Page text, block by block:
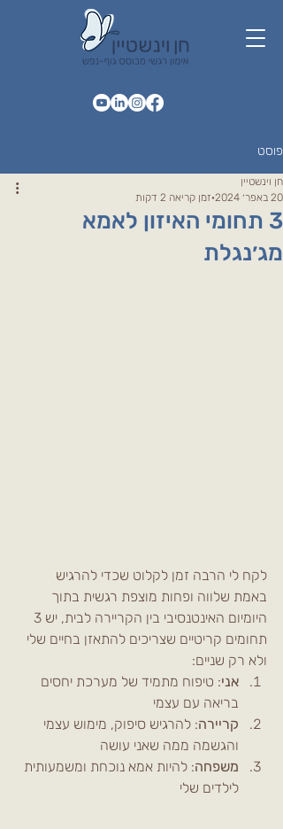
פוסט
3 תחומי האיזון לאמא
מג׳נגלת
חן וינשטיין
20 באפר׳ 2024
זמן קריאה 2 דקות
לקח לי הרבה זמן לקלוט שכדי להרגיש
באמת שלווה ופחות מוצפת רגשית בתוך
תחומים קריטיים שצריכים להתאזן בחיים שלי
ולא רק שניים:
אני: טיפוח מתמיד של מערכת יחסים
בריאה עם עצמי
קריירה: להרגיש סיפוק, מימוש עצמי
והגשמה ממה שאני עושה
משפחה: להיות אמא נוכחת ומשמעותית
לילדים שלי